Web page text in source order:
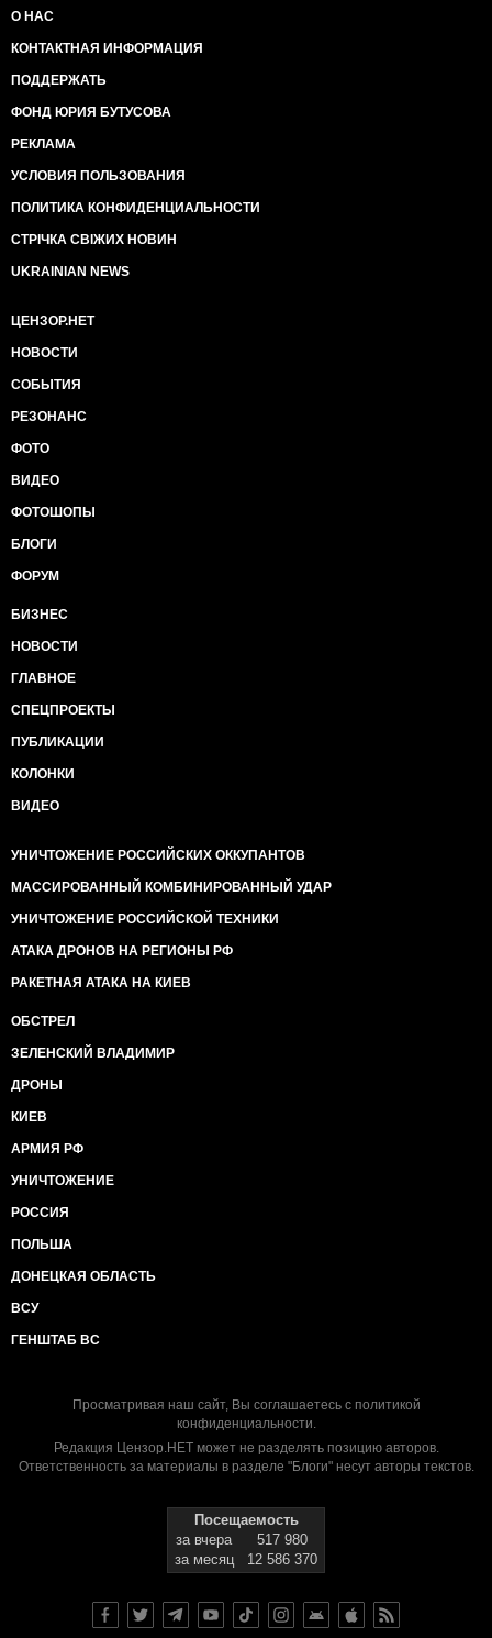
О НАС
КОНТАКТНАЯ ИНФОРМАЦИЯ
ПОДДЕРЖАТЬ
ФОНД ЮРИЯ БУТУСОВА
РЕКЛАМА
УСЛОВИЯ ПОЛЬЗОВАНИЯ
ПОЛИТИКА КОНФИДЕНЦИАЛЬНОСТИ
СТРІЧКА СВІЖИХ НОВИН
UKRAINIAN NEWS
ЦЕНЗОР.НЕТ
НОВОСТИ
СОБЫТИЯ
РЕЗОНАНС
ФОТО
ВИДЕО
ФОТОШОПЫ
БЛОГИ
ФОРУМ
БИЗНЕС
НОВОСТИ
ГЛАВНОЕ
СПЕЦПРОЕКТЫ
ПУБЛИКАЦИИ
КОЛОНКИ
ВИДЕО
УНИЧТОЖЕНИЕ РОССИЙСКИХ ОККУПАНТОВ
МАССИРОВАННЫЙ КОМБИНИРОВАННЫЙ УДАР
УНИЧТОЖЕНИЕ РОССИЙСКОЙ ТЕХНИКИ
АТАКА ДРОНОВ НА РЕГИОНЫ РФ
РАКЕТНАЯ АТАКА НА КИЕВ
ОБСТРЕЛ
ЗЕЛЕНСКИЙ ВЛАДИМИР
ДРОНЫ
КИЕВ
АРМИЯ РФ
УНИЧТОЖЕНИЕ
РОССИЯ
ПОЛЬША
ДОНЕЦКАЯ ОБЛАСТЬ
ВСУ
ГЕНШТАБ ВС
Просматривая наш сайт, Вы соглашаетесь с политикой
конфиденциальности.
Редакция Цензор.НЕТ может не разделять позицию авторов.
Ответственность за материалы в разделе "Блоги" несут авторы текстов.
Посещаемость
за вчера
517 980
за месяц
12 586 370